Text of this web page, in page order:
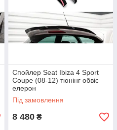
Спойлер Seat Ibiza 4 Sport
Coupe (08-12) тюнінг обвіс
елерон
Під замовлення
8 480 ₴